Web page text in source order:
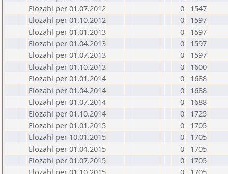
Elozahl per 01.07.2012
0
1547
Elozahl per 01.10.2012
0
1597
Elozahl per 01.01.2013
0
1597
Elozahl per 01.04.2013
0
1597
Elozahl per 01.07.2013
0
1597
Elozahl per 01.10.2013
0
1600
Elozahl per 01.01.2014
0
1688
Elozahl per 01.04.2014
0
1688
Elozahl per 01.07.2014
0
1688
Elozahl per 01.10.2014
0
1725
Elozahl per 01.01.2015
0
1705
Elozahl per 10.01.2015
0
1705
Elozahl per 01.04.2015
0
1705
Elozahl per 01.07.2015
0
1705
Elozahl per 01.10.2015
0
1705